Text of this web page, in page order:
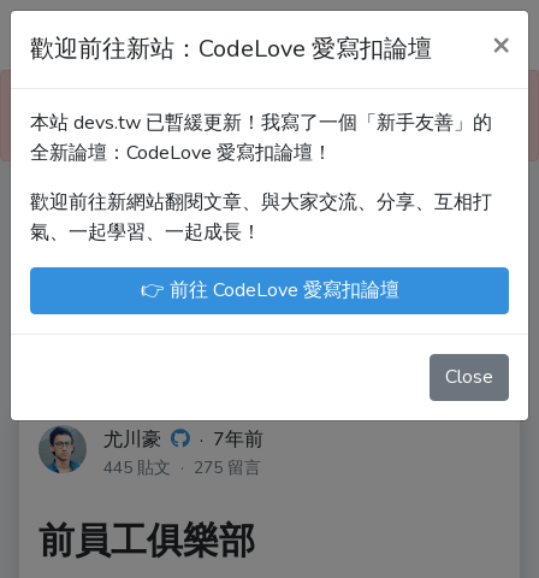
Devs.tw 寫程式討論區
請到新網站「CodeLove 愛寫扣論壇」！
Devs.tw 是讓工程師寫筆記、網誌的平台。歡迎
您隨手紀錄、寫作，方便日後搜尋！
尤川豪
Enoxs
chenjenping
尤川豪 · 7年前
445 貼文 · 275 留言
前員工俱樂部
歡迎前往新站：CodeLove 愛寫扣論壇 ×
本站 devs.tw 已暫緩更新！我寫了一個「新手友善」的
全新論壇：CodeLove 愛寫扣論壇！
歡迎前往新網站翻閱文章、與大家交流、分享、互相打
氣、一起學習、一起成長！
👉 前往 CodeLove 愛寫扣論壇
Close